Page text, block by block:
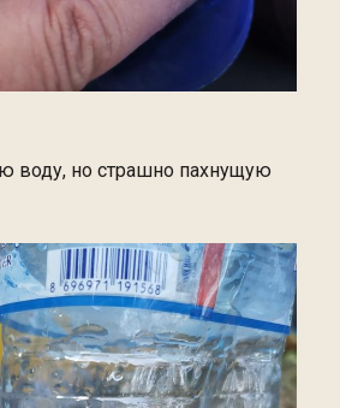
воду, но страшно пахнущую